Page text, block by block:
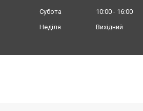
Субота
10:00
16:00
Неділя
Вихідний